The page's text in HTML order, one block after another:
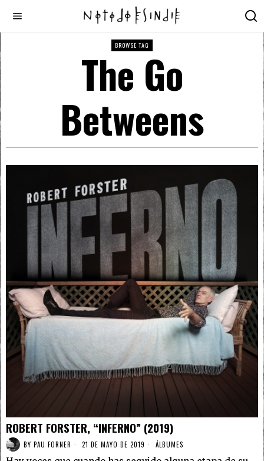
BROWSE TAG
The Go
Betweens
ROBERT FORSTER, “INFERNO” (2019)
BY PAU FORNER 21 DE MAYO DE 2019 ÁLBUMES